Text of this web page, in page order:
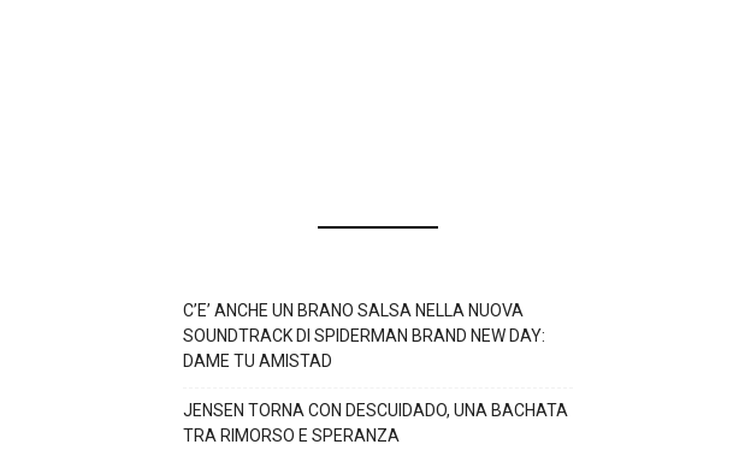
C’E’ ANCHE UN BRANO SALSA NELLA NUOVA
SOUNDTRACK DI SPIDERMAN BRAND NEW DAY:
DAME TU AMISTAD
JENSEN TORNA CON DESCUIDADO, UNA BACHATA
TRA RIMORSO E SPERANZA